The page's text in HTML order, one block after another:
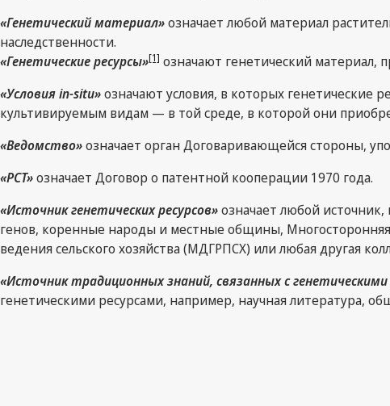
«Генетический материал»означает любой материал
наследственности.
«Генетические ресурсы»[1]
«Условия in-situ»означают условия, в которых генетические
культивируемым видам — в той среде, в которой они
«Ведомство»означает орган Договаривающейся стороны,
«PCT»означает Договор о патентной кооперации 1970 года.
«Источник генетических ресурсов»означает любой источник,
генов, коренные народы и местные общины, Многосторонняя
ведения сельского хозяйства (МДГРПСХ) или любая другая
«Источник традиционных знаний, связанных с генетическими
генетическими ресурсами, например, научная литература,